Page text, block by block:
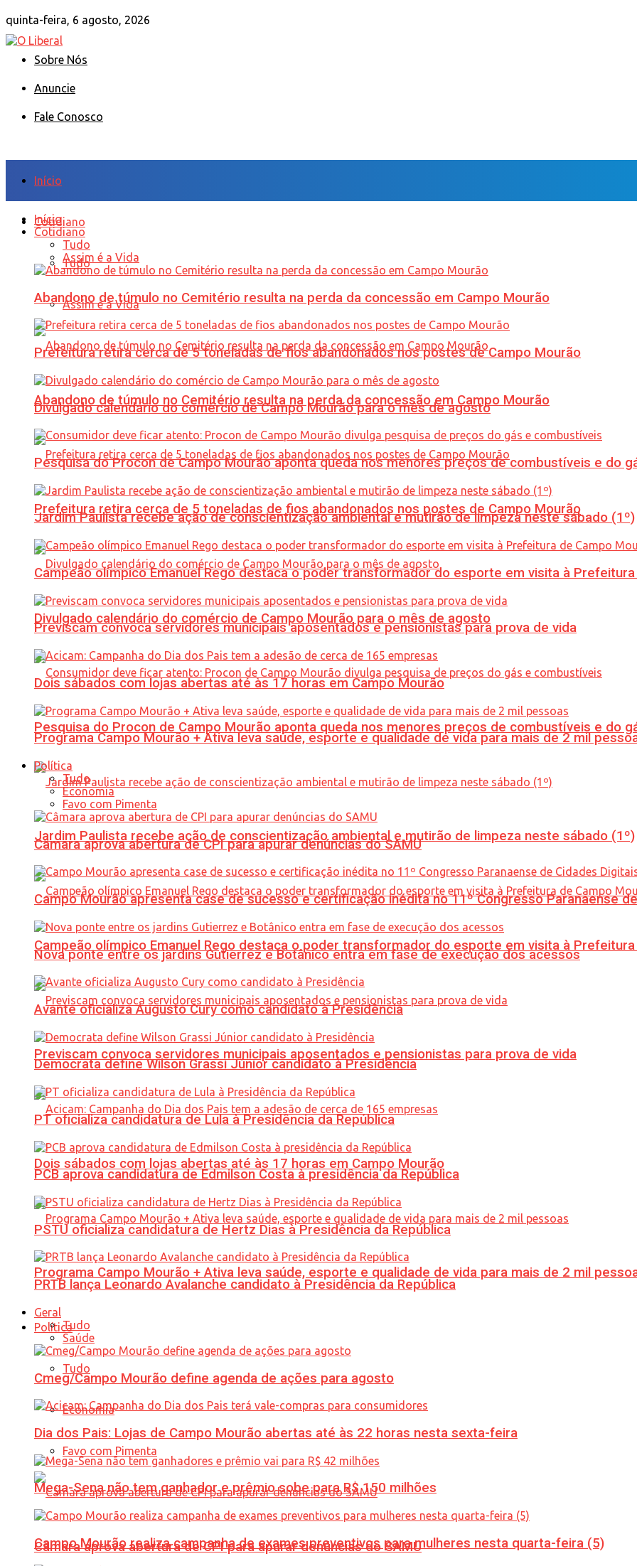
quinta-feira, 6 agosto, 2026
Sobre Nós
Anuncie
Fale Conosco
Início
Cotidiano
Tudo
Assim é a Vida
Abandono de túmulo no Cemitério resulta na perda da concessão em Campo Mourão
Prefeitura retira cerca de 5 toneladas de fios abandonados nos postes de Campo Mourão
Divulgado calendário do comércio de Campo Mourão para o mês de agosto
Pesquisa do Procon de Campo Mourão aponta queda nos menores preços de combustíveis e do
Jardim Paulista recebe ação de conscientização ambiental e mutirão de limpeza neste sábado (1º)
Campeão olímpico Emanuel Rego destaca o poder transformador do esporte em visita à
Previscam convoca servidores municipais aposentados e pensionistas para prova de vida
Dois sábados com lojas abertas até às 17 horas em Campo Mourão
Programa Campo Mourão + Ativa leva saúde, esporte e qualidade de vida para mais de 2 mil
Política
Tudo
Economia
Favo com Pimenta
Câmara aprova abertura de CPI para apurar denúncias do SAMU
Início
Cotidiano
Tudo
Assim é a Vida
Abandono de túmulo no Cemitério resulta na perda da concessão em Campo Mourão
Prefeitura retira cerca de 5 toneladas de fios abandonados nos postes de Campo Mourão
Divulgado calendário do comércio de Campo Mourão para o mês de agosto
Pesquisa do Procon de Campo Mourão aponta queda nos menores preços de combustíveis e do
Jardim Paulista recebe ação de conscientização ambiental e mutirão de limpeza neste sábado (1º)
Campeão olímpico Emanuel Rego destaca o poder transformador do esporte em visita à
Previscam convoca servidores municipais aposentados e pensionistas para prova de vida
Dois sábados com lojas abertas até às 17 horas em Campo Mourão
Programa Campo Mourão + Ativa leva saúde, esporte e qualidade de vida para mais de 2 mil
Política
Tudo
Economia
Favo com Pimenta
Câmara aprova abertura de CPI para apurar denúncias do SAMU
Campo Mourão apresenta case de sucesso e certificação inédita no 11º Congresso Paranaense
Nova ponte entre os jardins Gutierrez e Botânico entra em fase de execução dos acessos
Avante oficializa Augusto Cury como candidato à Presidência
Democrata define Wilson Grassi Júnior candidato à Presidência
PT oficializa candidatura de Lula à Presidência da República
PCB aprova candidatura de Edmilson Costa à presidência da República
PSTU oficializa candidatura de Hertz Dias à Presidência da República
PRTB lança Leonardo Avalanche candidato à Presidência da República
Geral
Tudo
Saúde
Cmeg/Campo Mourão define agenda de ações para agosto
Dia dos Pais: Lojas de Campo Mourão abertas até às 22 horas nesta sexta-feira
Mega-Sena não tem ganhador e prêmio sobe para R$ 150 milhões
Campo Mourão realiza campanha de exames preventivos para mulheres nesta quarta-feira (5)